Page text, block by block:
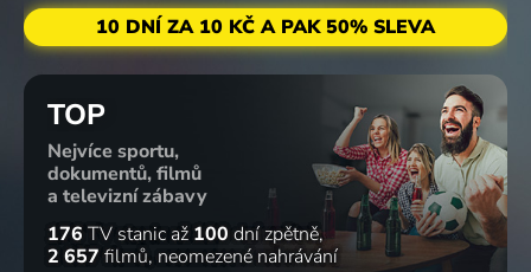
10 DNÍ ZA 10 KČ A PAK 50% SLEVA
TOP
Nejvíce sportu,
dokumentů, filmů
a televizní zábavy
176 TV stanic až 100 dní zpětně
2 657 filmů neomezené nahrávání